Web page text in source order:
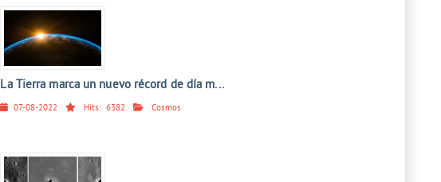
La Tierra marca un nuevo récord de día m...
07-08-2022 Hits: 6382 Cosmos